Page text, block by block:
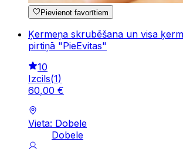
Pievienot favorītiem
Ķermeņa skrubēšana un visa
pirtiņā "PieEvitas"
10
Izcils(1)
60,00 €
Vieta: Dobele
Dobele